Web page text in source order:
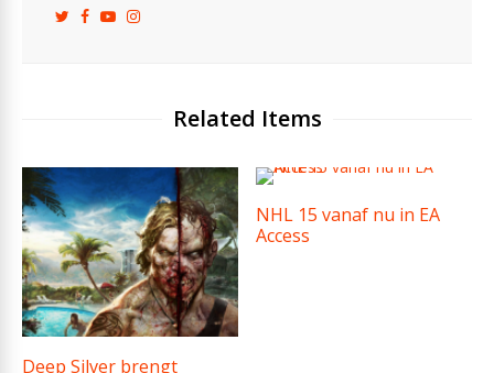
Related Items
Deep Silver brengt
NHL 15 vanaf nu in EA
Access